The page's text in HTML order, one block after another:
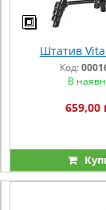
Штатив
Код:
В
659,00